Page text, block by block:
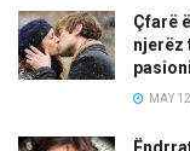
Çfarë
njerëz
MAY